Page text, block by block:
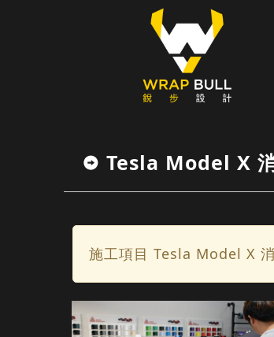
Tesla Model X
施工項目 Tesla Model X